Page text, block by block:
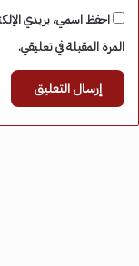
احفظ اسمي، بريدي
المرة المقبلة في تعليقي.